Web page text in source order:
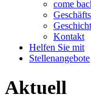
come
Kontakt
Helfen Sie mit
Stellenangebote
Aktuell